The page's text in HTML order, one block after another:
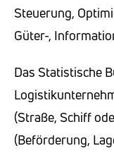
Steuerung,
Güter-,
Das Statistische
(Straße, Schiff
(Beförderung,